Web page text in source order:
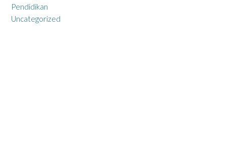
Pendidikan
Uncategorized